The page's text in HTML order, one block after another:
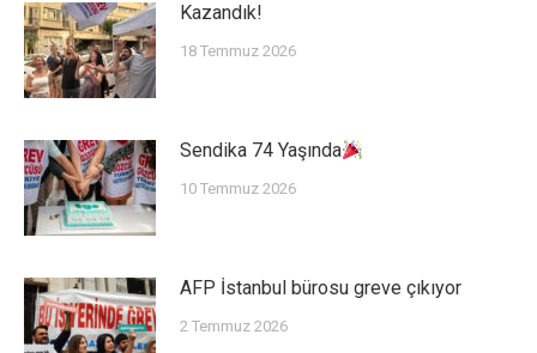
Kazandık!
18 Temmuz 2026
Sendika 74 Yaşında
10 Temmuz 2026
AFP İstanbul bürosu greve çıkıyor
2 Temmuz 2026